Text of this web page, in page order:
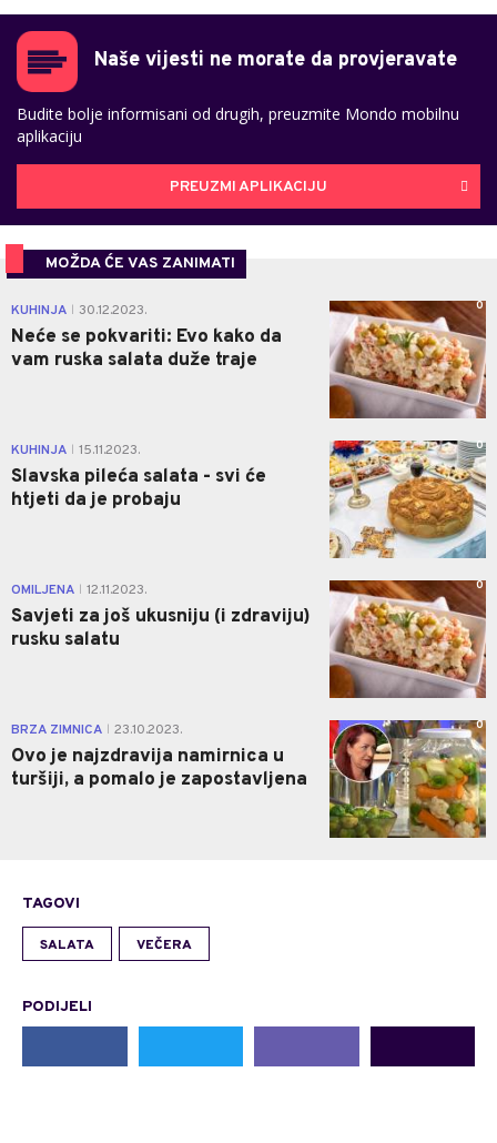
Naše vijesti ne morate da provjeravate
Budite bolje informisani od drugih, preuzmite Mondo mobilnu
aplikaciju
PREUZMI APLIKACIJU
MOŽDA ĆE VAS ZANIMATI
KUHINJA 30.12.2023.
Neće se pokvariti: Evo kako da
vam ruska salata duže traje
0
KUHINJA 15.11.2023.
Slavska pileća salata - svi će
htjeti da je probaju
0
OMILJENA 12.11.2023.
Savjeti za još ukusniju (i zdraviju)
rusku salatu
0
BRZA ZIMNICA 23.10.2023.
Ovo je najzdravija namirnica u
turšiji, a pomalo je zapostavljena
0
TAGOVI
SALATA VEČERA
PODIJELI